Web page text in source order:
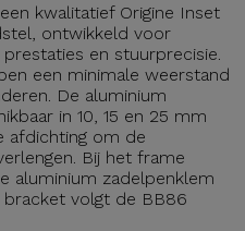
kwalitatief Origine Inset
ontwikkeld voor
en stuurprecisie.
een minimale weerstand
De aluminium
in 10, 15 en 25 mm
afdichting om de
Bij het frame
aluminium zadelpenklem
volgt de BB86